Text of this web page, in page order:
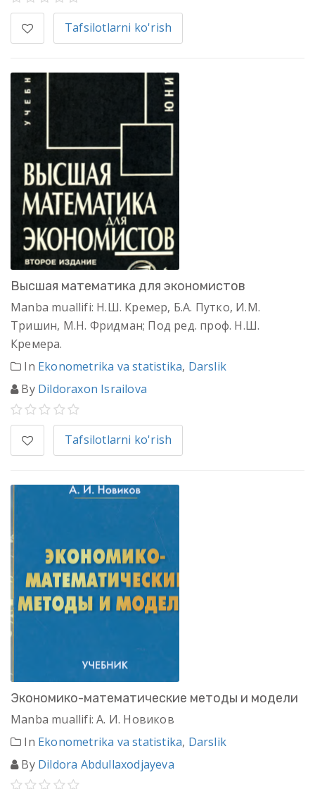
Tafsilotlarni ko'rish
Высшая математика для экономистов
Manba muallifi: Н.Ш. Кремер, Б.А. Путко, И.М.
Тришин, М.Н. Фридман; Под ред. проф. Н.Ш.
Кремера.
In Ekonometrika va statistika, Darslik
By Dildoraxon Israilova
Tafsilotlarni ko'rish
Экономико-математические методы и модели
Manba muallifi: А. И. Новиков
In Ekonometrika va statistika, Darslik
By Dildora Abdullaxodjayeva